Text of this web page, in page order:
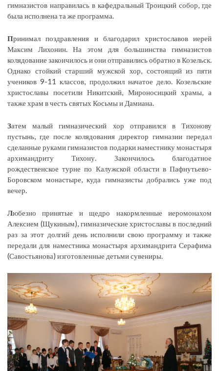
гимназистов направилась в кафедральный Троицкий собор, где
была исполнена та же программа.
Принимал поздравления и благодарил христославов иерей
Максим Лихонин. На этом для большинства гимназистов
колядование закончилось и они отправились обратно в Козельск.
Однако стойкий старший мужской хор, состоящий из пяти
учеников 9-11 классов, продолжил начатое дело. Козельские
христославы посетили Никитский, Мироносицкий храмы, а
также храм в честь святых Косьмы и Дамиана.
Затем малый гимназический хор отправился в Тихонову
пустынь, где после колядования директор гимназии передал
сделанные руками гимназистов подарки наместнику монастыря
архимандриту Тихону. Закончилось благодатное
рождественское турне по Калужской области в Пафнутьево-
Боровском монастыре, куда гимназисты добрались уже под
вечер.
Любезно принятые и щедро накормленные иеромонахом
Алексием (Щукиным), гимназические христославы в последний
раз за этот долгий день исполнили свою программу и также
передали для наместника монастыря архимандрита Серафима
(Савостьянова) изготовленные детьми сувениры.